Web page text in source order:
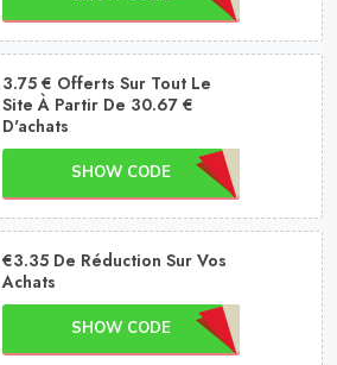
3.75 € Offerts Sur Tout Le
Site À Partir De 30.67 €
D'achats
SHOW CODE
€3.35 De Réduction Sur Vos
Achats
SHOW CODE